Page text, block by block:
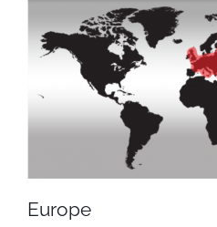
Português
English
Mexico
Español
Europe